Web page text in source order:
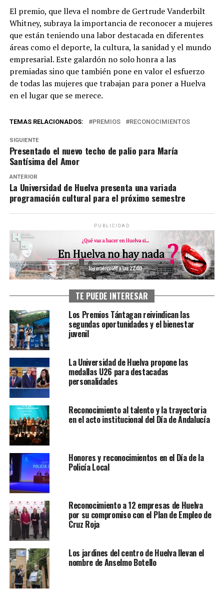
El premio, que lleva el nombre de Gertrude Vanderbilt
Whitney, subraya la importancia de reconocer a mujeres
que están teniendo una labor destacada en diferentes
áreas como el deporte, la cultura, la sanidad y el mundo
empresarial. Este galardón no solo honra a las
premiadas sino que también pone en valor el esfuerzo
de todas las mujeres que trabajan para poner a Huelva
en el lugar que se merece.
TEMAS RELACIONADOS: PREMIOS RECONOCIMIENTOS
SIGUIENTE
Presentado el nuevo techo de palio para María
Santísima del Amor
ANTERIOR
La Universidad de Huelva presenta una variada
programación cultural para el próximo semestre
PUBLICIDAD
TE PUEDE INTERESAR
Los Premios Tántagan reivindican las
segundas oportunidades y el bienestar
juvenil
La Universidad de Huelva propone las
medallas U26 para destacadas
personalidades
Reconocimiento al talento y la trayectoria
en el acto institucional del Día de Andalucía
Honores y reconocimientos en el Día de la
Policía Local
Reconocimiento a 12 empresas de Huelva
por su compromiso con el Plan de Empleo de
Cruz Roja
Los jardines del centro de Huelva llevan el
nombre de Anselmo Botello